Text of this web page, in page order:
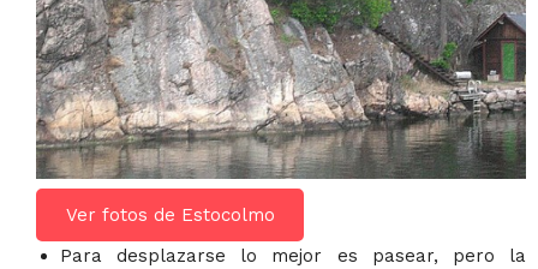
Ver fotos de Estocolmo
Para desplazarse lo mejor es pasear, pero la